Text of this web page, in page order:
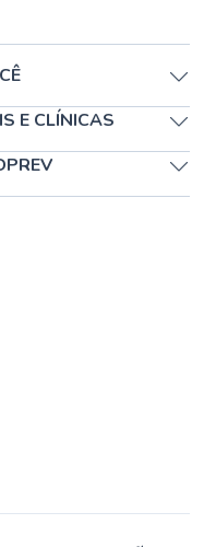
E CLÍNICAS